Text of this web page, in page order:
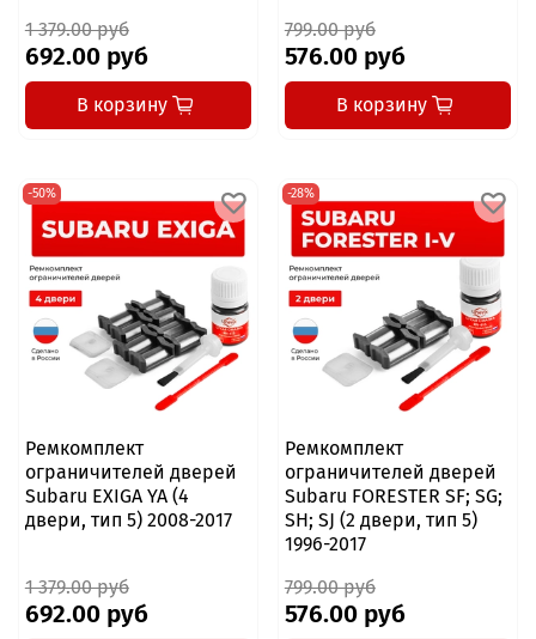
1 379.00 руб
692.00 руб
В корзину
799.00 руб
576.00 руб
В корзину
-50%
Ремкомплект
ограничителей дверей
Subaru EXIGA YA (4
двери, тип 5) 2008-2017
1 379.00 руб
692.00 руб
-28%
Ремкомплект
ограничителей дверей
Subaru FORESTER SF; SG;
SH; SJ (2 двери, тип 5)
1996-2017
799.00 руб
576.00 руб